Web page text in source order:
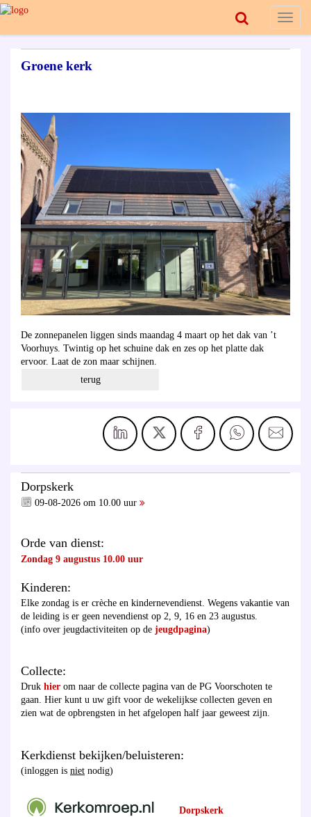
Toggle
Groene kerk
De zonnepanelen liggen sinds maandag 4 maart op het dak van ’t
Voorhuys. Twintig op het schuine dak en zes op het platte dak
ervoor. Laat de zon maar schijnen.
terug
Dorpskerk
09-08-2026 om 10.00 uur
Orde van dienst:
Zondag 9 augustus 10.00 uur
Kinderen:
Elke zondag is er crèche en kindernevendienst. Wegens vakantie van
de leiding is er geen nevendienst op 2, 9, 16 en 23 augustus.
(info over jeugdactiviteiten op de jeugdpagina)
Collecte:
Druk hier om naar de collecte pagina van de PG Voorschoten te
gaan. Hier kunt u uw gift voor de wekelijkse collecten geven en
zien wat de opbrengsten in het afgelopen half jaar geweest zijn.
Kerkdienst bekijken/beluisteren:
(inloggen is niet nodig)
Dorpskerk